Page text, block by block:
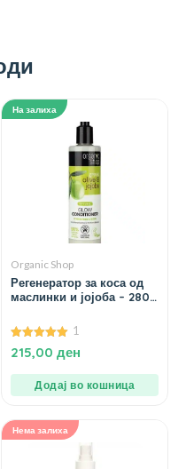
На залиха
Organic Shop
Регенератор за коса од
маслинки и јојоба – 280
5.00
од 5
1
215,00 ден
Додај во кошница
Нема залиха